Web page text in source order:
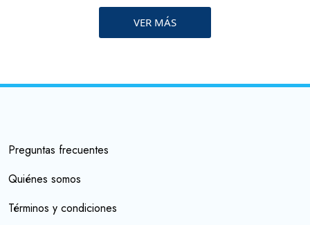
VER MÁS
Preguntas frecuentes
Quiénes somos
Términos y condiciones